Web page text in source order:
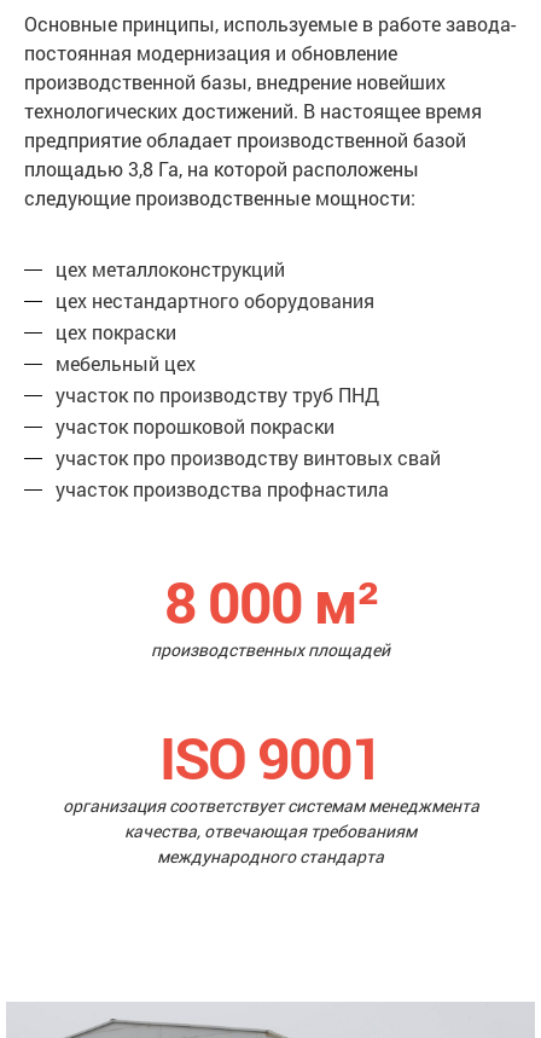
Основные принципы, используемые в работе завода-
постоянная модернизация и обновление
производственной базы, внедрение новейших
технологических достижений. В настоящее время
предприятие обладает производственной базой
площадью 3,8 Га, на которой расположены
следующие производственные мощности:
цех металлоконструкций
цех нестандартного оборудования
цех покраски
мебельный цех
участок по производству труб ПНД
участок порошковой покраски
участок про производству винтовых свай
участок производства профнастила
8 000 м²
производственных площадей
ISO 9001
организация соответствует системам менеджмента
качества, отвечающая требованиям
международного стандарта